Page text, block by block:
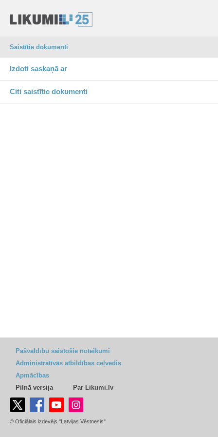
Saistītie dokumenti
Izdoti saskaņā ar
Citi saistītie dokumenti
Pašvaldību saistošie noteikumi
Administratīvās atbildības ceļvedis
Apmācības
Pilnā versija
Par Likumi.lv
© Oficiālais izdevējs "Latvijas Vēstnesis"